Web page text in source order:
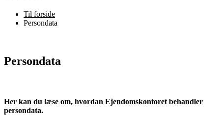
Til forside
Persondata
Persondata
Her kan du læse om, hvordan Ejendomskontoret behandler
persondata.